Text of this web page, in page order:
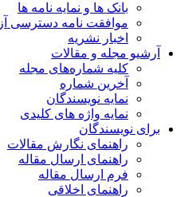
بانک ها و نمایه نامه ها
موافقت نامه دسترسی آزاد
اخبار نشریه
آرشیو مجله و مقالات
کلیه شماره‌های مجله
آخرین شماره
نمایه نویسندگان
نمایه واژه های کلیدی
برای نویسندگان
راهنمای نگارش مقالات
راهنمای ارسال مقاله
فرم ارسال مقاله
راهنمای اخلاقی